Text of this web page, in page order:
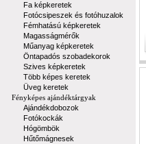
Fa képkeretek
Fotócsipeszek és fotóhuzalok
Fémhatású képkeretek
Magasságmérők
Műanyag képkeretek
Öntapadós szobadekorok
Szives képkeretek
Több képes keretek
Üveg keretek
Fényképes ajándéktárgyak
Ajándékdobozok
Fotókockák
Hógömbök
Hűtőmágnesek